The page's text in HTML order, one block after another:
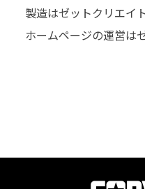
製造はゼットクリエイ
ホームページの運営は